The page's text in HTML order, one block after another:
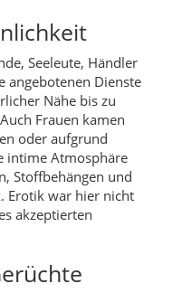
Seeleute, Händler
angebotenen Dienste
Nähe bis zu
Frauen kamen
oder aufgrund
intime Atmosphäre
Stoffbehängen und
Erotik war hier nicht
akzeptierten